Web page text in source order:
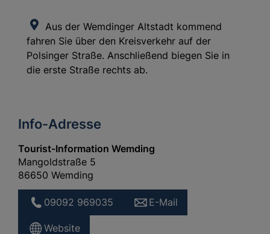
Aus der Wemdinger Altstadt kommend
fahren Sie über den Kreisverkehr auf der
Polsinger Straße. Anschließend biegen Sie in
die erste Straße rechts ab.
Info-Adresse
Tourist-Information Wemding
Mangoldstraße 5
86650 Wemding
09092 969035 E-Mail
Website